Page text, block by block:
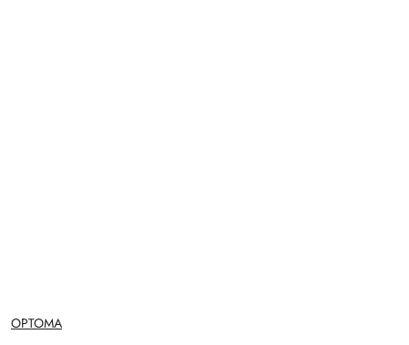
NAZWA
PRODUCENTA:
OPTOMA